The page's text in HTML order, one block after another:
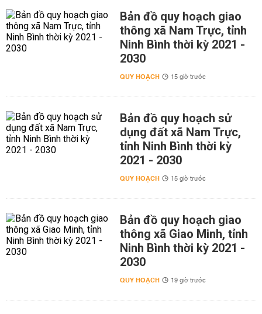
Bản đồ quy hoạch giao
thông xã Nam Trực, tỉnh
Ninh Bình thời kỳ 2021 -
2030
QUY HOẠCH 15 giờ trước
Bản đồ quy hoạch sử
dụng đất xã Nam Trực,
tỉnh Ninh Bình thời kỳ
2021 - 2030
QUY HOẠCH 15 giờ trước
Bản đồ quy hoạch giao
thông xã Giao Minh, tỉnh
Ninh Bình thời kỳ 2021 -
2030
QUY HOẠCH 19 giờ trước